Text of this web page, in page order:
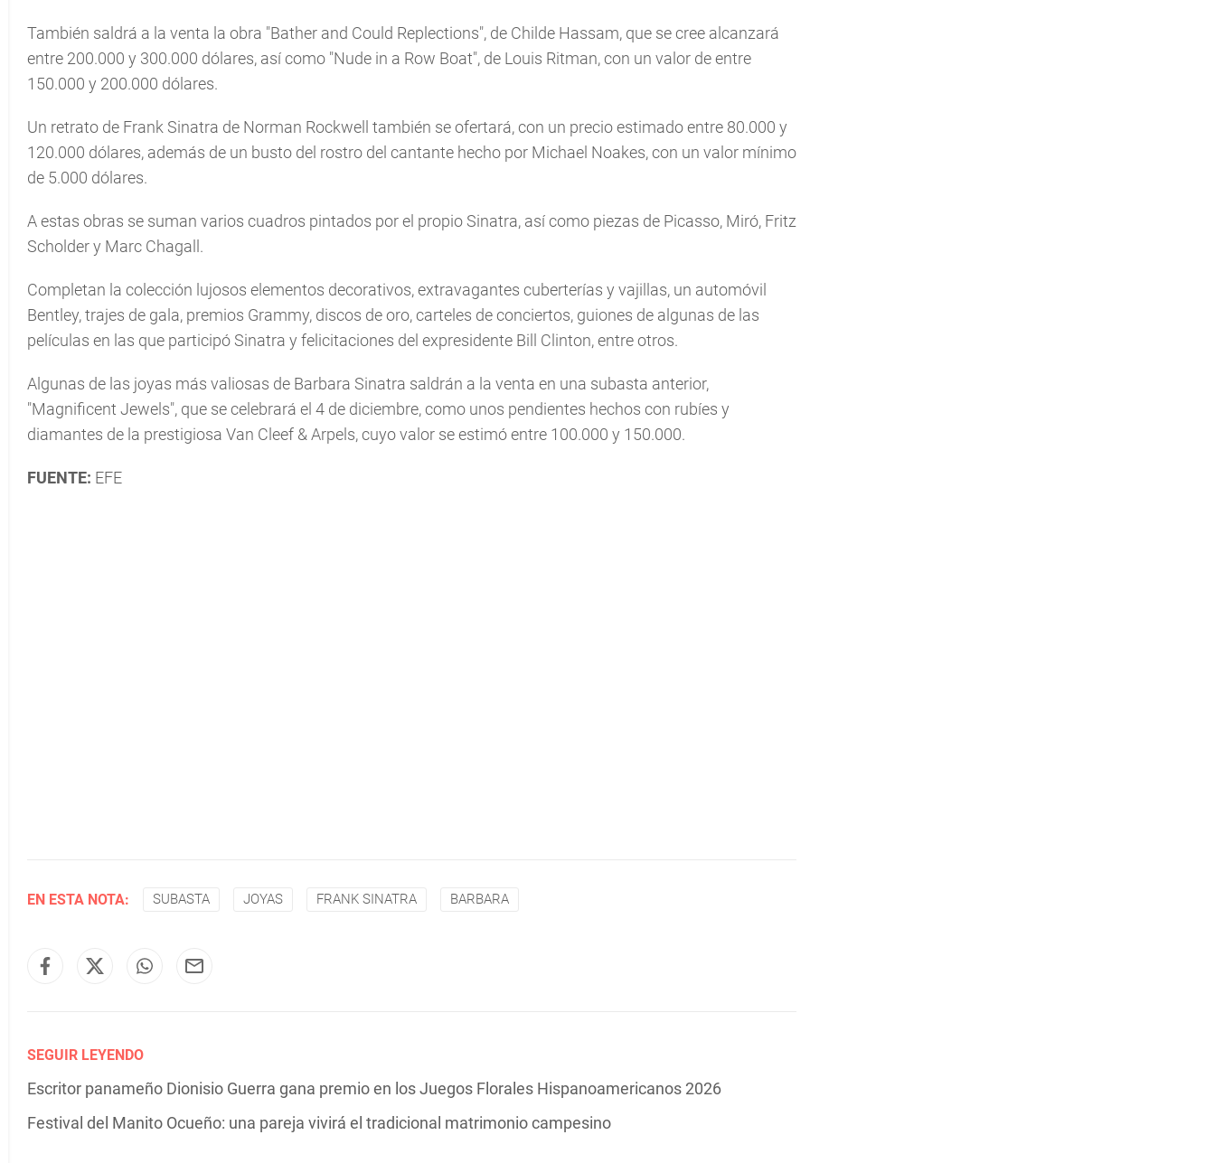
También saldrá a la venta la obra "Bather and Could Replections", de Childe Hassam, que se cree alcanzará
entre 200.000 y 300.000 dólares, así como "Nude in a Row Boat", de Louis Ritman, con un valor de entre
150.000 y 200.000 dólares.
Un retrato de Frank Sinatra de Norman Rockwell también se ofertará, con un precio estimado entre 80.000 y
120.000 dólares, además de un busto del rostro del cantante hecho por Michael Noakes, con un valor mínimo
de 5.000 dólares.
A estas obras se suman varios cuadros pintados por el propio Sinatra, así como piezas de Picasso, Miró, Fritz
Scholder y Marc Chagall.
Completan la colección lujosos elementos decorativos, extravagantes cuberterías y vajillas, un automóvil
Bentley, trajes de gala, premios Grammy, discos de oro, carteles de conciertos, guiones de algunas de las
películas en las que participó Sinatra y felicitaciones del expresidente Bill Clinton, entre otros.
Algunas de las joyas más valiosas de Barbara Sinatra saldrán a la venta en una subasta anterior,
"Magnificent Jewels", que se celebrará el 4 de diciembre, como unos pendientes hechos con rubíes y
diamantes de la prestigiosa Van Cleef & Arpels, cuyo valor se estimó entre 100.000 y 150.000.
FUENTE: EFE
EN ESTA NOTA: SUBASTA JOYAS FRANK SINATRA BARBARA
SEGUIR LEYENDO
Escritor panameño Dionisio Guerra gana premio en los Juegos Florales Hispanoamericanos 2026
Festival del Manito Ocueño: una pareja vivirá el tradicional matrimonio campesino